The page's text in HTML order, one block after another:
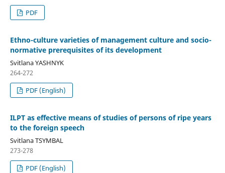
PDF
Ethno-culture varieties of management culture and socio-
normative prerequisites of its development
Svitlana YASHNYK
264-272
PDF (English)
ILPT as effective means of studies of persons of ripe years
to the foreign speech
Svitlana TSYMBAL
273-278
PDF (English)